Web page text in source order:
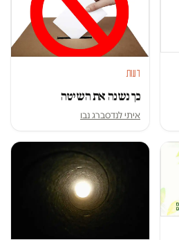
דעות
כך נשנה את השיטה
איתי לנדסברג נבו